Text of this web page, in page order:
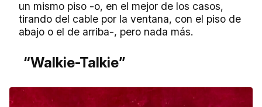
un mismo piso -o, en el mejor de los casos,
tirando del cable por la ventana, con el piso de
abajo o el de arriba-, pero nada más.
“Walkie-Talkie”